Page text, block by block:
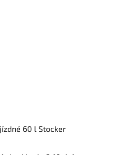
60 l Stocker